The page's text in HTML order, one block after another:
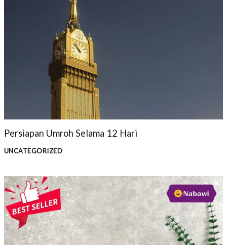
Persiapan Umroh Selama 12 Hari
UNCATEGORIZED